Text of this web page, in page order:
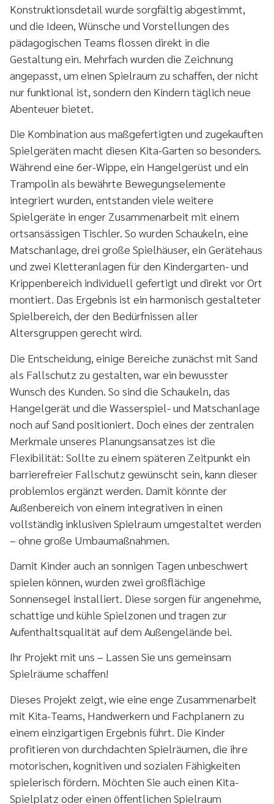
Konstruktionsdetail wurde sorgfältig abgestimmt,
und die Ideen, Wünsche und Vorstellungen des
pädagogischen Teams flossen direkt in die
Gestaltung ein. Mehrfach wurden die Zeichnung
angepasst, um einen Spielraum zu schaffen, der nicht
nur funktional ist, sondern den Kindern täglich neue
Abenteuer bietet.
Die Kombination aus maßgefertigten und zugekauften
Spielgeräten macht diesen Kita-Garten so besonders.
Während eine 6er-Wippe, ein Hangelgerüst und ein
Trampolin als bewährte Bewegungselemente
integriert wurden, entstanden viele weitere
Spielgeräte in enger Zusammenarbeit mit einem
ortsansässigen Tischler. So wurden Schaukeln, eine
Matschanlage, drei große Spielhäuser, ein Gerätehaus
und zwei Kletteranlagen für den Kindergarten- und
Krippenbereich individuell gefertigt und direkt vor Ort
montiert. Das Ergebnis ist ein harmonisch gestalteter
Spielbereich, der den Bedürfnissen aller
Altersgruppen gerecht wird.
Die Entscheidung, einige Bereiche zunächst mit Sand
als Fallschutz zu gestalten, war ein bewusster
Wunsch des Kunden. So sind die Schaukeln, das
Hangelgerät und die Wasserspiel- und Matschanlage
noch auf Sand positioniert. Doch eines der zentralen
Merkmale unseres Planungsansatzes ist die
Flexibilität: Sollte zu einem späteren Zeitpunkt ein
barrierefreier Fallschutz gewünscht sein, kann dieser
problemlos ergänzt werden. Damit könnte der
Außenbereich von einem integrativen in einen
vollständig inklusiven Spielraum umgestaltet werden
– ohne große Umbaumaßnahmen.
Damit Kinder auch an sonnigen Tagen unbeschwert
spielen können, wurden zwei großflächige
Sonnensegel installiert. Diese sorgen für angenehme,
schattige und kühle Spielzonen und tragen zur
Aufenthaltsqualität auf dem Außengelände bei.
Ihr Projekt mit uns – Lassen Sie uns gemeinsam
Spielräume schaffen!
Dieses Projekt zeigt, wie eine enge Zusammenarbeit
mit Kita-Teams, Handwerkern und Fachplanern zu
einem einzigartigen Ergebnis führt. Die Kinder
profitieren von durchdachten Spielräumen, die ihre
motorischen, kognitiven und sozialen Fähigkeiten
spielerisch fördern. Möchten Sie auch einen Kita-
Spielplatz oder einen öffentlichen Spielraum